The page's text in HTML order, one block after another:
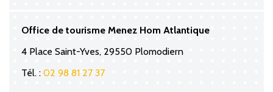
Office de tourisme Menez Hom Atlantique
4 Place Saint-Yves, 29550 Plomodiern
Tél. : 02 98 81 27 37